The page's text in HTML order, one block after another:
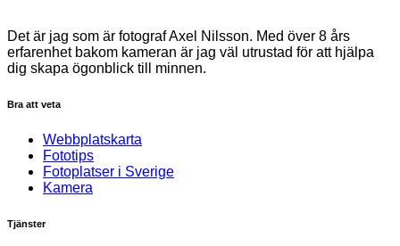
Det är jag som är fotograf Axel Nilsson. Med över 8 års
erfarenhet bakom kameran är jag väl utrustad för att hjälpa
dig skapa ögonblick till minnen.
Bra att veta
Webbplatskarta
Fototips
Fotoplatser i Sverige
Kamera
Tjänster